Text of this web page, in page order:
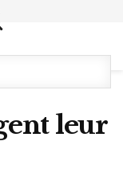
leur